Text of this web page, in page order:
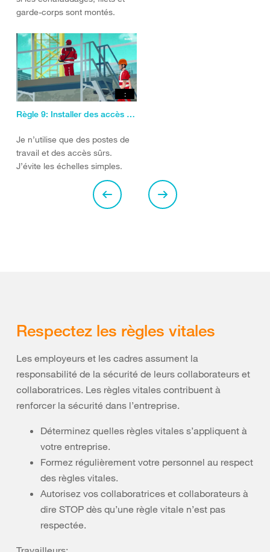
garde-corps sont montés.
:
Règle 9: Installer des accès et des postes de travail sûrs.
Je n’utilise que des postes de
travail et des accès sûrs.
J’évite les échelles simples.
Respectez les règles vitales
Les employeurs et les cadres assument la
responsabilité de la sécurité de leurs collaborateurs et
collaboratrices. Les règles vitales contribuent à
renforcer la sécurité dans l’entreprise.
Déterminez quelles règles vitales s’appliquent à
votre entreprise.
Formez régulièrement votre personnel au respect
des règles vitales.
Autorisez vos collaboratrices et collaborateurs à
dire STOP dès qu’une règle vitale n’est pas
respectée.